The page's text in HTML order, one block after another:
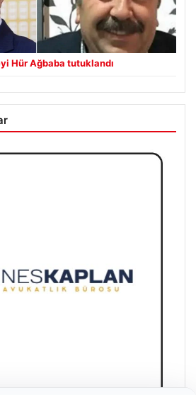
Hür Ağbaba tutuklandı